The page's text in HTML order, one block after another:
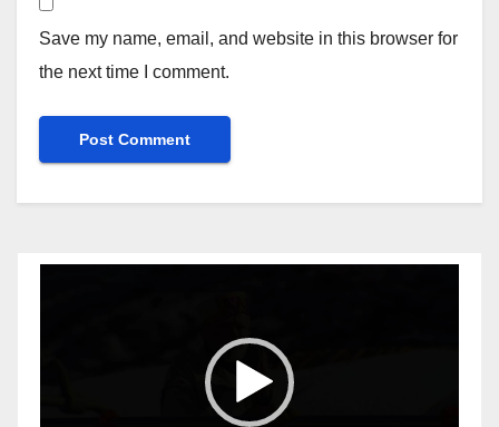
Save my name, email, and website in this browser for
the next time I comment.